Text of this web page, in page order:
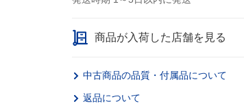
商品が入荷した店舗を見る
中古商品の品質・付属品について
返品について